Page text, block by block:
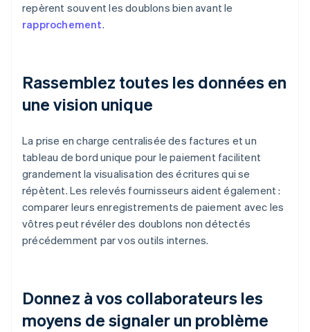
repèrent souvent les doublons bien avant le
rapprochement.
Rassemblez toutes les données en
une vision unique
La prise en charge centralisée des factures et un
tableau de bord unique pour le paiement facilitent
grandement la visualisation des écritures qui se
répètent. Les relevés fournisseurs aident également :
comparer leurs enregistrements de paiement avec les
vôtres peut révéler des doublons non détectés
précédemment par vos outils internes.
Donnez à vos collaborateurs les
moyens de signaler un problème